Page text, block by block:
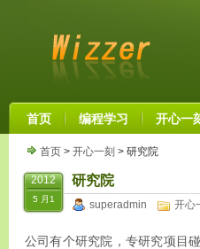
首页 编程学习 开心一
首页 > 开心一刻 > 研究院
2012
5 月1
研究院
superadmin 开心
公司有个研究院，专研究项目